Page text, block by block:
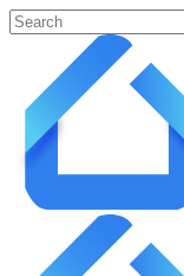
Skip
to
content